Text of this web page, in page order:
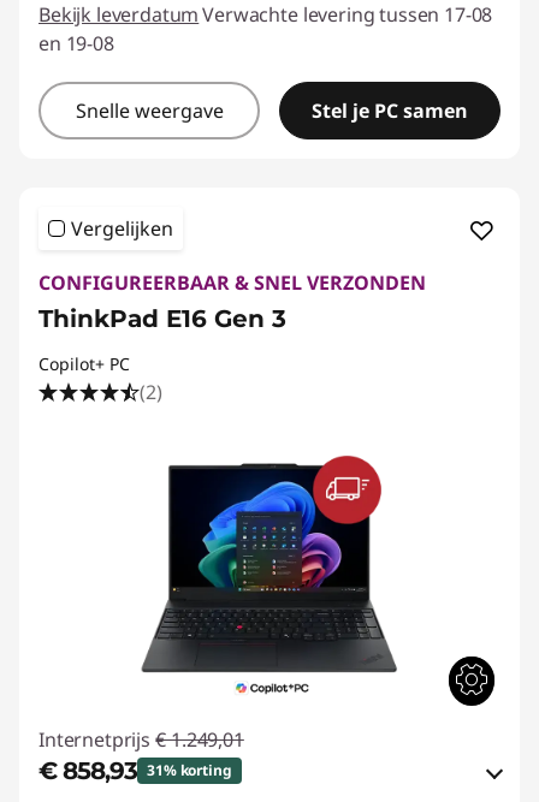
Bekijk leverdatumVerwachte levering tussen 17-08
en 19-08
Snelle weergave Stel je PC samen
Vergelijken
CONFIGUREERBAAR & SNEL VERZONDEN
ThinkPad E16 Gen 3
Copilot+ PC
(2)
Internetprijs € 1.249,01
€ 858,93 31% korting